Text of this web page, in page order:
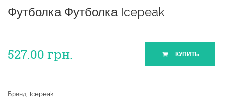
Футболка Футболка Icepeak
527.00 грн. КУПИТЬ
Бренд: Icepeak